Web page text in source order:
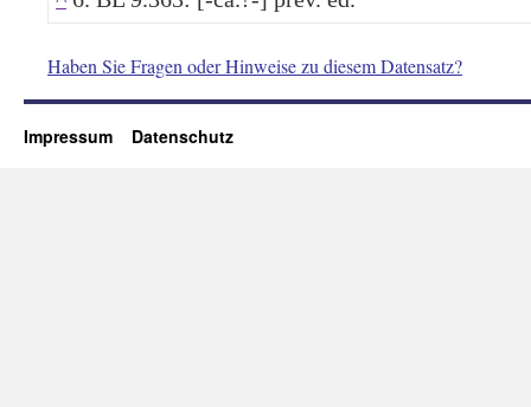
Haben Sie Fragen oder Hinweise zu diesem Datensatz?
Impressum Datenschutz